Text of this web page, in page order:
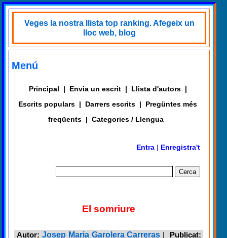
Veges la nostra llista top ranking. Afegeix un
lloc web, blog
Menú
Principal | Envia un escrit | Llista d'autors |
Escrits populars | Darrers escrits |
Pregüntes més
freqüents | Categories / Llengua
Entra | Enregistra't
El somriure
Autor: Josep Maria Garolera Carreras | Publicat: